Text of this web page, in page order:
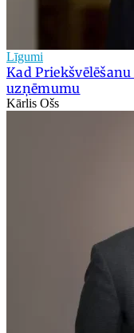
Līgumi
Kad
uzņēmumu
Kārlis Ošs